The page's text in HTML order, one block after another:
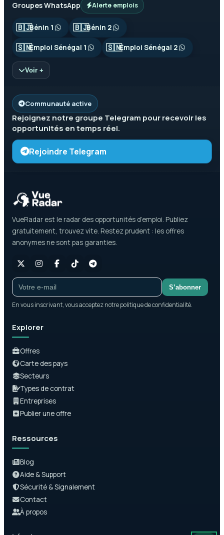
Groupes WhatsApp Alerte emplois
🇧🇯Bénin 1 🇧🇯Bénin 2
🇸🇳Emploi Sénégal 1 🇸🇳Emploi Sénégal 2
Voir +
Communauté active
Rejoignez notre groupe Telegram pour recevoir les
opportunités en temps réel.
Rejoindre Telegram
VueRadar est le radar des opportunités d’emploi. Publiez
gratuitement, trouvez vite. Restez prudent : les offres
anonymes ne sont pas garanties.
S’abonner
En vous inscrivant, vous acceptez notre politique de confidentialité.
Explorer
Offres
Carte des pays
Secteurs
Types de contrat
Entreprises
Publier une offre
Ressources
Blog
Aide & Support
Sécurité & Signalement
Contact
À propos